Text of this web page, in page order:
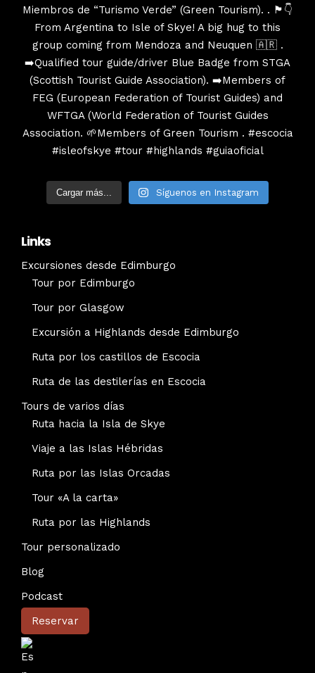
Cargar más... Síguenos en Instagram
Links
Excursiones desde Edimburgo
Tour por Edimburgo
Tour por Glasgow
Excursión a Highlands desde Edimburgo
Ruta por los castillos de Escocia
Ruta de las destilerías en Escocia
Tours de varios días
Ruta hacia la Isla de Skye
Viaje a las Islas Hébridas
Ruta por las Islas Orcadas
Tour «A la carta»
Ruta por las Highlands
Tour personalizado
Blog
Podcast
Reservar